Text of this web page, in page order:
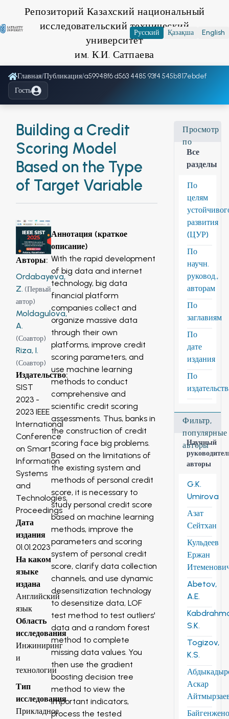
Репозиторий Казахский национальный
исследовательский технический
университет
им. К.И. Сатпаева
Русский Қазақша English
Главная/Публикация/a59948f6 d563 4485 93f4 545b817ebdef
Гость
Building a Credit
Scoring Model
Based on the Type
of Target Variable
Авторы:
Ordabayeva,
Z. (Первый
автор)
Moldagulova,
A.
(Соавтор)
Riza, I.
(Соавтор)
Издательство:
SIST
2023 -
2023 IEEE
International
Conference
on Smart
Information
Systems
and
Technologies,
Proceedings
Дата
издания
01.01.2023
На каком
языке
издана
Английский
язык
Область
исследования
Инжиниринг
и
технологии
Тип
исследования
Прикладное
Аннотация (краткое
описание)
With the rapid development
of big data and internet
technology, big data
financial platform
companies collect and
organize massive data
through their own
platforms, improve credit
scoring parameters, and
use machine learning
methods to conduct
comprehensive and
scientific credit scoring
assessments. Thus, banks in
the construction of credit
scoring face big problems.
Based on the limitations of
the existing system and
methods of personal credit
score, it is necessary to
study personal credit score
based on machine learning
methods, improve the
parameters and scoring
system of personal credit
score, clarify data collection
channels, and use dynamic
desensitization technology
to desensitize data, LOF
test method to test outliers'
data and a random forest
method to complete
missing data values. You
then use the gradient
boosting decision tree
method to view the
important indicators,
process the tested
Просмотр
по
Все
разделы
По
целям
развития
(ЦУР)
По
научн.
руковод.,
авторам
По
заглавиям
По
дате
издания
По
Фильтр,
популярные
авторы
Научный
авторы
G.K.
Umirova
Азат
Сейтхан
Кульдеев
Ержан
Abetov,
A.E.
S.K.
Togizov,
K.S.
Аскар